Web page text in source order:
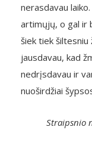
nerasdavau
artimųjų, o gal ir
šiek tiek
jausdavau, kad
nedrįsdavau ir
nuoširdžiai
Straipsnio